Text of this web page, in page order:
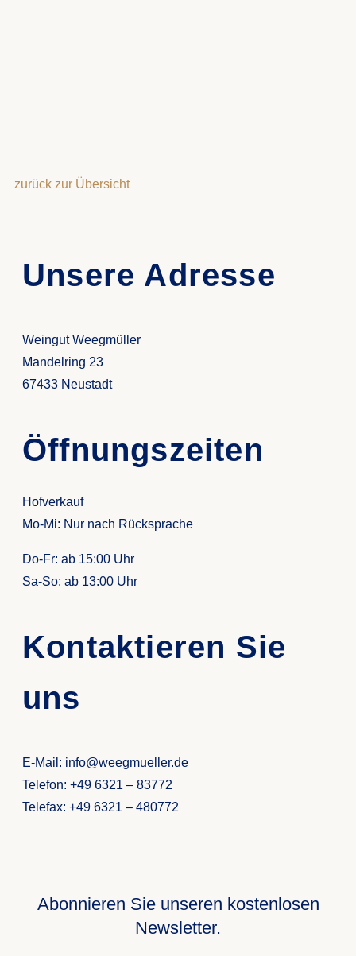
zurück zur Übersicht
Unsere Adresse
Weingut Weegmüller
Mandelring 23
67433 Neustadt
Öffnungszeiten
Hofverkauf
Mo-Mi: Nur nach Rücksprache
Do-Fr: ab 15:00 Uhr
Sa-So: ab 13:00 Uhr
Kontaktieren Sie
uns
E-Mail: info@weegmueller.de
Telefon: +49 6321 – 83772
Telefax: +49 6321 – 480772
Abonnieren Sie unseren kostenlosen
Newsletter.